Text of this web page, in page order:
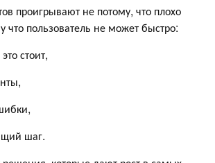
проигрывают не потому, что плохо
что пользователь не может быстро:
стоит,
шаг.